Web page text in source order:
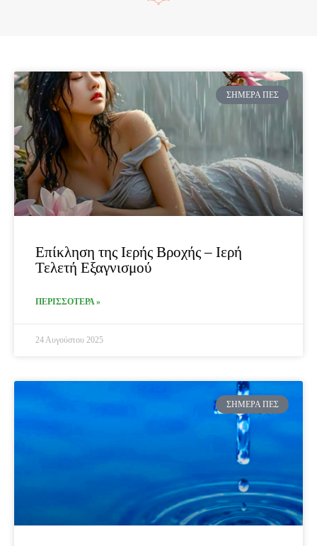
ΣΉΜΕΡΑ ΠΕΣ
Επίκληση της Ιερής Βροχής – Ιερή
Τελετή Εξαγνισμού
ΠΕΡΙΣΣΟΤΕΡΑ »
24 Αυγούστου 2025
ΣΉΜΕΡΑ ΠΕΣ